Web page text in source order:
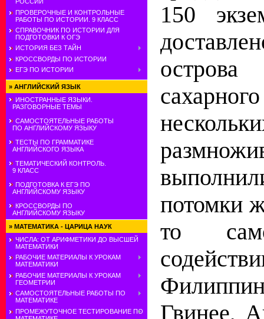
ПРОВЕРОЧНЫЕ И КОНТРОЛЬНЫЕ
РАБОТЫ ПО ИСТОРИИ. 9 КЛАСС
СПРАВОЧНИК ПО ИСТОРИИ ДЛЯ
ПОДГОТОВКИ К ОГЭ
ИСТОРИЯ БЕЗ ТАЙН
КРОССВОРДЫ ПО ИСТОРИИ
ЕГЭ ПО ИСТОРИИ
» АНГЛИЙСКИЙ ЯЗЫК
ИНОСТРАННЫЕ ЯЗЫКИ.
РАЗГОВОРНЫЕ ТЕМЫ
САМОСТОЯТЕЛЬНЫЕ РАБОТЫ
ПО АНГЛИЙСКОМУ ЯЗЫКУ
ТЕСТЫ ПО ГРАММАТИКЕ
АНГЛИЙСКОГО ЯЗЫКА
ТЕМАТИЧЕСКИЙ КОНТРОЛЬ.
9 КЛАСС
ПОДГОТОВКА К ЕГЭ ПО
АНГЛИЙСКОМУ ЯЗЫКУ
КРОССВОРДЫ ПО
АНГЛИЙСКОМУ ЯЗЫКУ
» МАТЕМАТИКА - ЦАРИЦА НАУК
ЧИСЛА: ОТ АРИФМЕТИКИ ДО ВЫСШЕЙ
МАТЕМАТИКИ
РАБОЧИЕ МАТЕРИАЛЫ К УРОКАМ
МАТЕМАТИКИ
РАБОЧИЕ МАТЕРИАЛЫ К УРОКАМ
ГЕОМЕТРИИ
САМОСТОЯТЕЛЬНЫЕ РАБОТЫ ПО
МАТЕМАТИКЕ
ПРОМЕЖУТОЧНОЕ ТЕСТИРОВАНИЕ ПО
150
потомки
то
Гвинее,